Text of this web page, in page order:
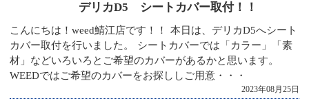
デリカD5 シートカバー取付！！
こんにちは！weed鯖江店です！！ 本日は、デリカD5へシート
カバー取付を行いました。 シートカバーでは「カラー」「素
材」などいろいろとご希望のカバーがあるかと思います。
WEEDではご希望のカバーをお探ししご用意・・・
2023年08月25日